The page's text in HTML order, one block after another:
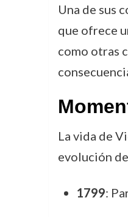
Una de sus
que ofrece
como otras
La vida de
evolución
1799: